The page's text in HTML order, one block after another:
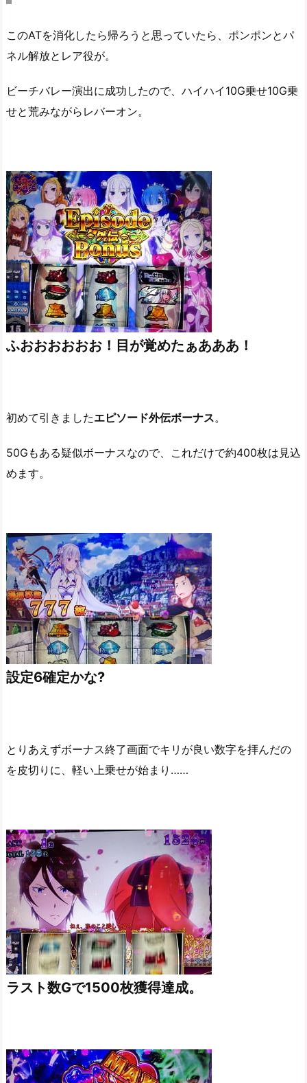
このATを消化したら帰ろうと思っていたら、ポンポンとパ
ネル解放とレア役が。
ビーチバレー演出に成功したので、ハイハイ10G乗せ10G乗
せと荒みながらレバーオン。
ふおおおおおお！目が覚めたぁあああ！
初めて引きましたエピソード外伝ボーナス。
50Gもある疑似ボーナスなので、これだけで約400枚は見込
めます。
設定6確定かな?
とりあえずボーナス終了画面でキリが良い数字を拝んだの
を皮切りに、軽い上乗せが始まり……
ラスト数Gで1500枚獲得達成。